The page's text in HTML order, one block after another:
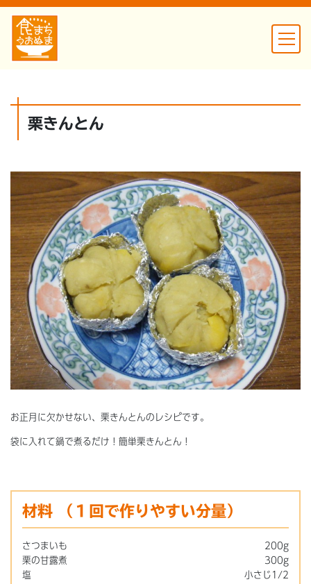
栗きんとん
お正月に欠かせない、栗きんとんのレシピです。
袋に入れて鍋で煮るだけ！簡単栗きんとん！
材料 （１回で作りやすい分量）
さつまいも
200g
栗の甘露煮
300g
塩
小さじ1/2